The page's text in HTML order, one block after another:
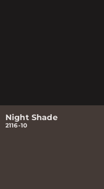
Night Shade
2116-10